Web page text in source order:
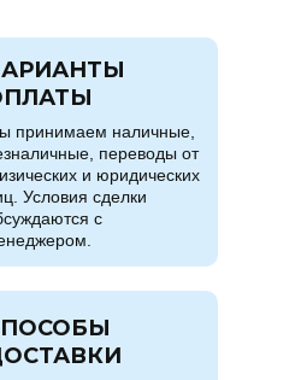
принимаем наличные,
переводы от
и юридических
Условия сделки
с